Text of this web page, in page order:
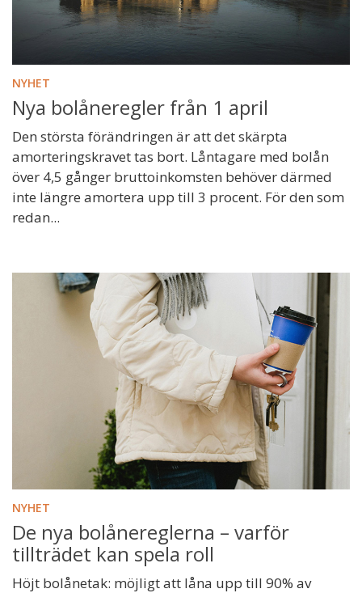
NYHET
Nya bolåneregler från 1 april
Den största förändringen är att det skärpta
amorteringskravet tas bort. Låntagare med bolån
över 4,5 gånger bruttoinkomsten behöver därmed
inte längre amortera upp till 3 procent. För den som
redan...
NYHET
De nya bolånereglerna – varför
tillträdet kan spela roll
Höjt bolånetak: möjligt att låna upp till 90% av